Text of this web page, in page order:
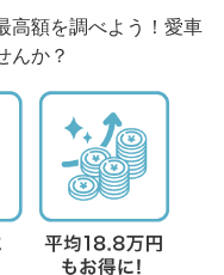
高額を調べよう！愛車
んか？